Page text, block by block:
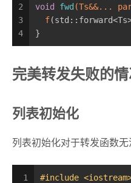
2
3
4
void
fwd (Ts&&...
f
}
完美转发失败的
列表初始化
列表初始化对于转发函数无
1
#include